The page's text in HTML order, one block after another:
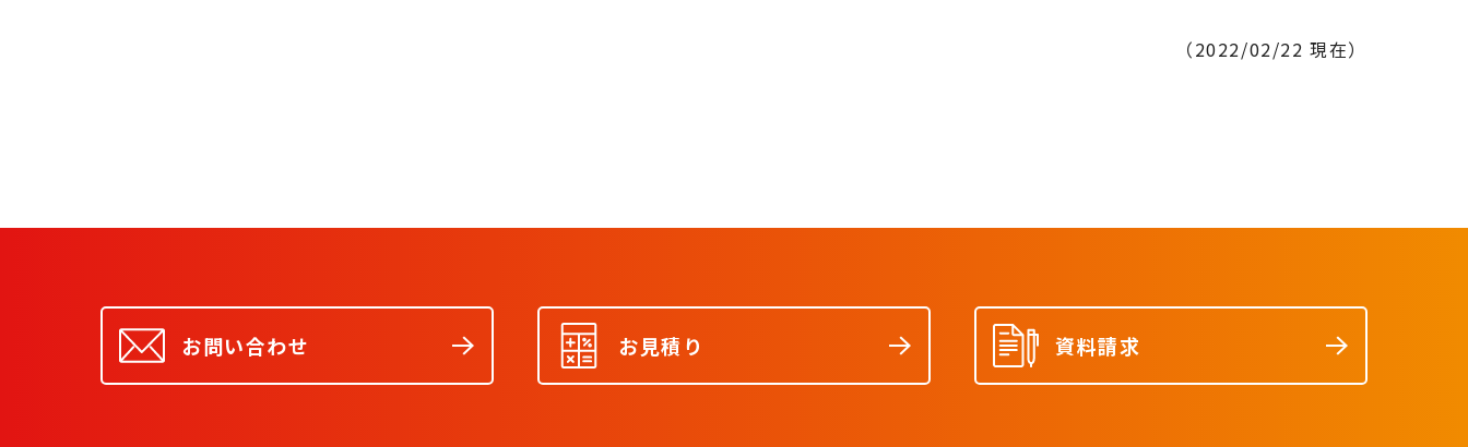
（2022/02/22 現在）
お問い合わせ お見積り 資料請求